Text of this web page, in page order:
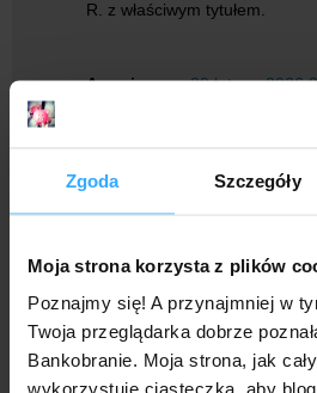
Zgoda Szczegóły
Moja strona korzysta z plików
Poznajmy się! A przynajmniej w
Twoja przeglądarka dobrze
Bankobranie. Moja strona, jak
wykorzystuje ciasteczka, aby blog
R. z właściwym tytułem.
Anonimowy 20 lutego 2026
A ten przelew może być
Anonimowy
Bank zleceniodawcy:
Tytuł:
Anonimowy 21 lutego 2026